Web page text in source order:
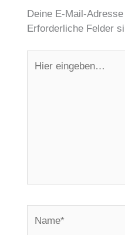
Deine E-Mail-
Erforderliche Felder
eingeben…